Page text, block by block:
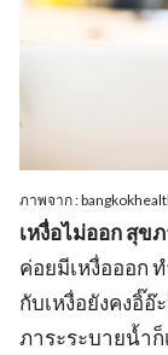
ภาพจาก :
เหงื่อไม่ออก สุข
ค่อยมีเหงื่อออก
กับเหงื่อยังคงอิ๊อ๊
ภาระระบายน้ำ